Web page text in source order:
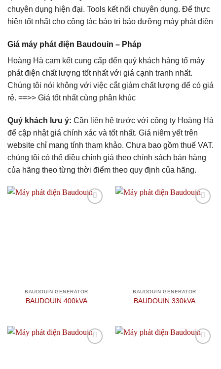
chuyên dụng hiện đại. Tools kết nối chuyên dụng. Để thực
hiện tốt nhất cho công tác bảo trì bảo dưỡng máy phát điện
Giá máy phát điện Baudouin – Pháp
Hoàng Hà cam kết cung cấp đến quý khách hàng tổ máy
phát điện chất lượng tốt nhất với giá cạnh tranh nhất.
Chúng tôi nói không với việc cắt giảm chất lượng để có giá
rẻ. ==>> Giá tốt nhất cùng phân khúc
Quý khách lưu ý: Cần liên hệ trước với công ty Hoàng Hà
để cập nhật giá chính xác và tốt nhất. Giá niêm yết trên
website chỉ mang tính tham khảo. Chưa bao gồm thuế VAT.
chúng tôi có thể điều chính giá theo chính sách bán hàng
của hãng theo từng thời điểm theo quy định của hãng.
BAUDOUIN GENERATOR
BAUDOUIN 400kVA
BAUDOUIN GENERATOR
BAUDOUIN 330kVA